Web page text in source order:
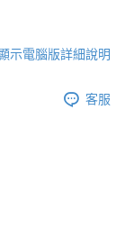
示電腦版詳細說明
客服